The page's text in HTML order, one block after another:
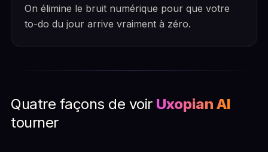
On élimine le bruit numérique pour que votre
to-do du jour arrive vraiment à zéro.
Quatre façons de voir Uxopian AI
tourner